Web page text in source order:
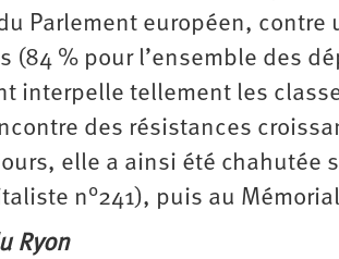
Parlement européen,
(84 % pour l’ensemble des
interpelle tellement les
des résistances
elle a ainsi été chahutée
n°241), puis au
Ryon